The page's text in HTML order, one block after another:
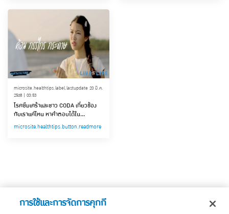
microsite.healthtips.label.lastupdate 20 มี.ค.
2568 | 03:53
โรคซึมเศร้าและชาว CODA เกี่ยวข้อง
กับเราแค่ไหน หาคำตอบได้ใน
ภาพยนตร์ ‘ค้อน กรรไกร กระดาษ’
microsite.healthtips.button.readmore
การใช้และการจัดการคุกกี้